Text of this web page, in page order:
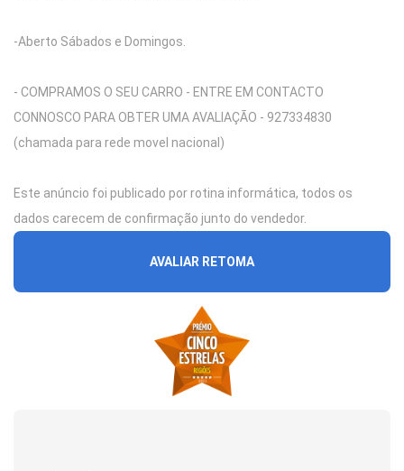
-Aberto Sábados e Domingos.
- COMPRAMOS O SEU CARRO - ENTRE EM CONTACTO
CONNOSCO PARA OBTER UMA AVALIAÇÃO - 927334830
(chamada para rede movel nacional)
Este anúncio foi publicado por rotina informática, todos os
dados carecem de confirmação junto do vendedor.
AVALIAR RETOMA